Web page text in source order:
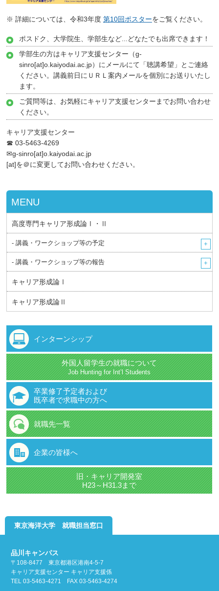
※ 詳細については、令和3年度第10回ポスターをご覧ください。
ポスドク、大学院生、学部生など...どなたでも出席できます！
学部生の方はキャリア支援センター（g-
sinro[at]o.kaiyodai.ac.jp）にメールにて「聴講希望」とご連絡
ください。講義前日にＵＲＬ案内メールを個別にお送りいたし
ます。
ご質問等は、お気軽にキャリア支援センターまでお問い合わせ
ください。
キャリア支援センター
☎ 03-5463-4269
✉g-sinro[at]o.kaiyodai.ac.jp
[at]を＠に変更してお問い合わせください。
MENU
高度専門キャリア形成論Ⅰ・Ⅱ
- 講義・ワークショップ等の予定
- 講義・ワークショップ等の報告
キャリア形成論Ⅰ
キャリア形成論Ⅱ
インターンシップ
外国人留学生の就職について
Job Hunting for Int’l Students
卒業修了予定者および
既卒者で求職中の方へ
就職先一覧
企業の皆様へ
旧・キャリア開発室
H23～H31.3まで
東京海洋大学 就職担当窓口
品川キャンパス
〒108-8477 東京都港区港南4-5-7
キャリア支援センター キャリア支援係
TEL 03-5463-4271 FAX 03-5463-4274